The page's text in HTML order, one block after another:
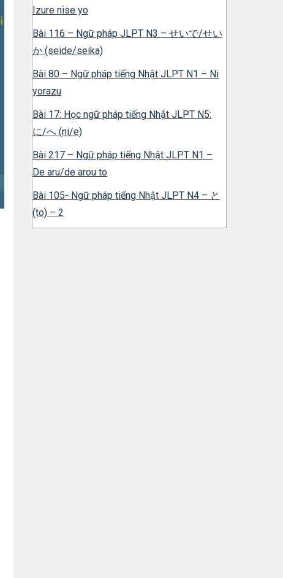
Izure nise yo
Bài 116 – Ngữ pháp JLPT N3 – せいで/せい
か (seide/seika)
Bài 80 – Ngữ pháp tiếng Nhật JLPT N1 – Ni
yorazu
Bài 17: Học ngữ pháp tiếng Nhật JLPT N5:
に/へ (ni/e)
Bài 217 – Ngữ pháp tiếng Nhật JLPT N1 –
De aru/de arou to
Bài 105- Ngữ pháp tiếng Nhật JLPT N4 – と
(to) – 2